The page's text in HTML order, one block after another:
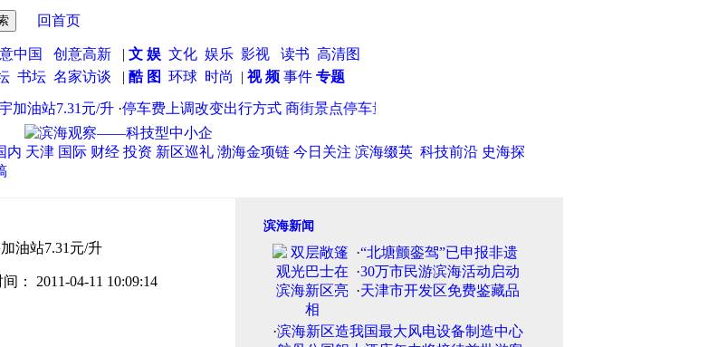
回首页
中国 创意高新 | 文 娱 文化 娱乐 影视 读书 高清图
书坛 名家访谈 | 酷 图 环球 时尚 | 视 频事件 专题
油站7.31元/升·停车费上调改变出行方式 商街景点停车量锐减
内 天津 国际 财经 投资 新区巡礼 渤海金项链 今日关注 滨海缀英 科技前沿 史海探
油站7.31元/升
： 2011-04-11 10:09:14
滨海新闻
·“北塘颤銮驾”已申报非遗
·30万市民游滨海活动启动
·天津市开发区免费鉴藏品
·滨海新区造我国最大风电设备制造中心